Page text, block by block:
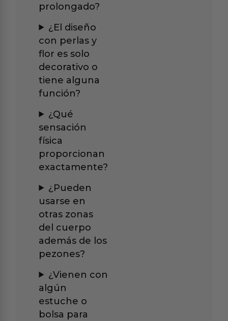
prolongado?
¿El diseño
con perlas y
flor es solo
decorativo o
tiene alguna
función?
¿Qué
sensación
física
proporcionan
exactamente?
¿Pueden
usarse en
otras zonas
del cuerpo
además de los
pezones?
¿Vienen con
algún
estuche o
bolsa para